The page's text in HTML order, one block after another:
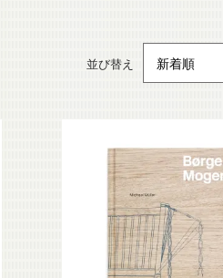
並び替え